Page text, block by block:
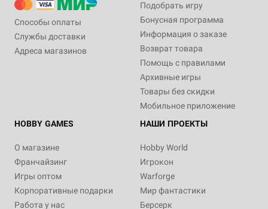
Способы оплаты
Службы доставки
Адреса магазинов
Подобрать игру
Бонусная программа
Информация о заказе
Возврат товара
Помощь с правилами
Архивные игры
Товары без скидки
Мобильное приложение
HOBBY GAMES
О магазине
Франчайзинг
Игры оптом
Корпоративные подарки
Работа у нас
НАШИ ПРОЕКТЫ
Hobby World
Игрокон
Warforge
Мир фантастики
Берсерк